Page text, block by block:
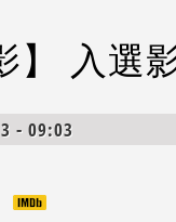
】 入選
- 09:03